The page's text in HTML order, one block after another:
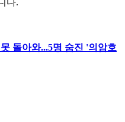
다.
돌아와...5명 숨진 '의암호